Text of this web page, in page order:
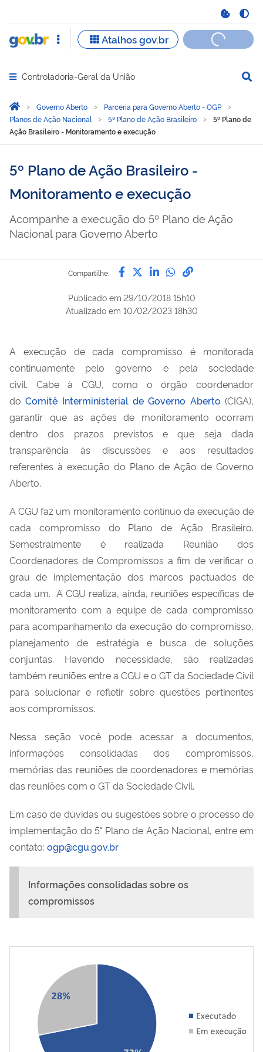
Abrir menu principal de navegação
Controladoria-Geral da União
Você está aqui:
Página Inicial
Governo Aberto
Parceria para Governo Aberto - OGP
Planos de Ação Nacional
5º Plano de Ação Brasileiro
5º Plano de
Ação Brasileiro - Monitoramento e execução
5º Plano de Ação Brasileiro -
Monitoramento e execução
Acompanhe a execução do 5º Plano de Ação
Nacional para Governo Aberto
Compartilhe: Compartilhe por Facebook
Compartilhe por Twitter
Compartilhe por
Compartilhe
link para
Publicado em 29/10/2018 15h10
Atualizado em 10/02/2023 18h30
A execução de cada compromisso é monitorada
continuamente pelo governo e pela sociedade
civil. Cabe à CGU, como o órgão coordenador
doComitê Interministerial de Governo Aberto (CIGA),
garantir que as ações de monitoramento ocorram
dentro dos prazos previstos e que seja dada
transparência às discussões e aos resultados
referentes à execução do Plano de Ação de Governo
Aberto.
A CGU faz um monitoramento contínuo da execução de
cada compromisso do Plano de Ação Brasileiro.
Semestralmente é realizada Reunião dos
Coordenadores de Compromissos a fim de verificar o
grau de implementação dos marcos pactuados de
cada um. A CGU realiza, ainda, reuniões específicas de
monitoramento com a equipe de cada compromisso
para acompanhamento da execução do compromisso,
planejamento de estratégia e busca de soluções
conjuntas. Havendo necessidade, são realizadas
também reuniões entre a CGU e o GT da Sociedade Civil
para solucionar e refletir sobre questões pertinentes
aos compromissos.
Nessa seção você pode acessar a documentos,
informações consolidadas dos compromissos,
memórias das reuniões de coordenadores e memórias
das reuniões com o GT da Sociedade Civil.
Em caso de dúvidas ou sugestões sobre o processo de
implementação do 5° Plano de Ação Nacional, entre em
contato: ogp@cgu.gov.br
Informações consolidadas sobre os
compromissos